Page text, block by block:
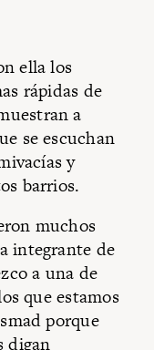
ella los
rápidas de
a
se escuchan
y
barrios.
muchos
integrante de
a una de
que estamos
porque
digan